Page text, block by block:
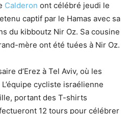
Calderon ont célébré jeudi le
captif par le Hamas avec sa
du kibboutz Nir Oz. Sa cousine
mère ont été tuées à Nir Oz.
d’Erez à Tel Aviv, où les
cycliste israélienne
portant des T-shirts
12 tours pour célébrer